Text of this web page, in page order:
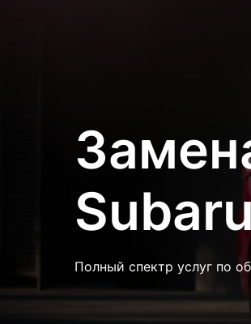
Полный спектр услуг по